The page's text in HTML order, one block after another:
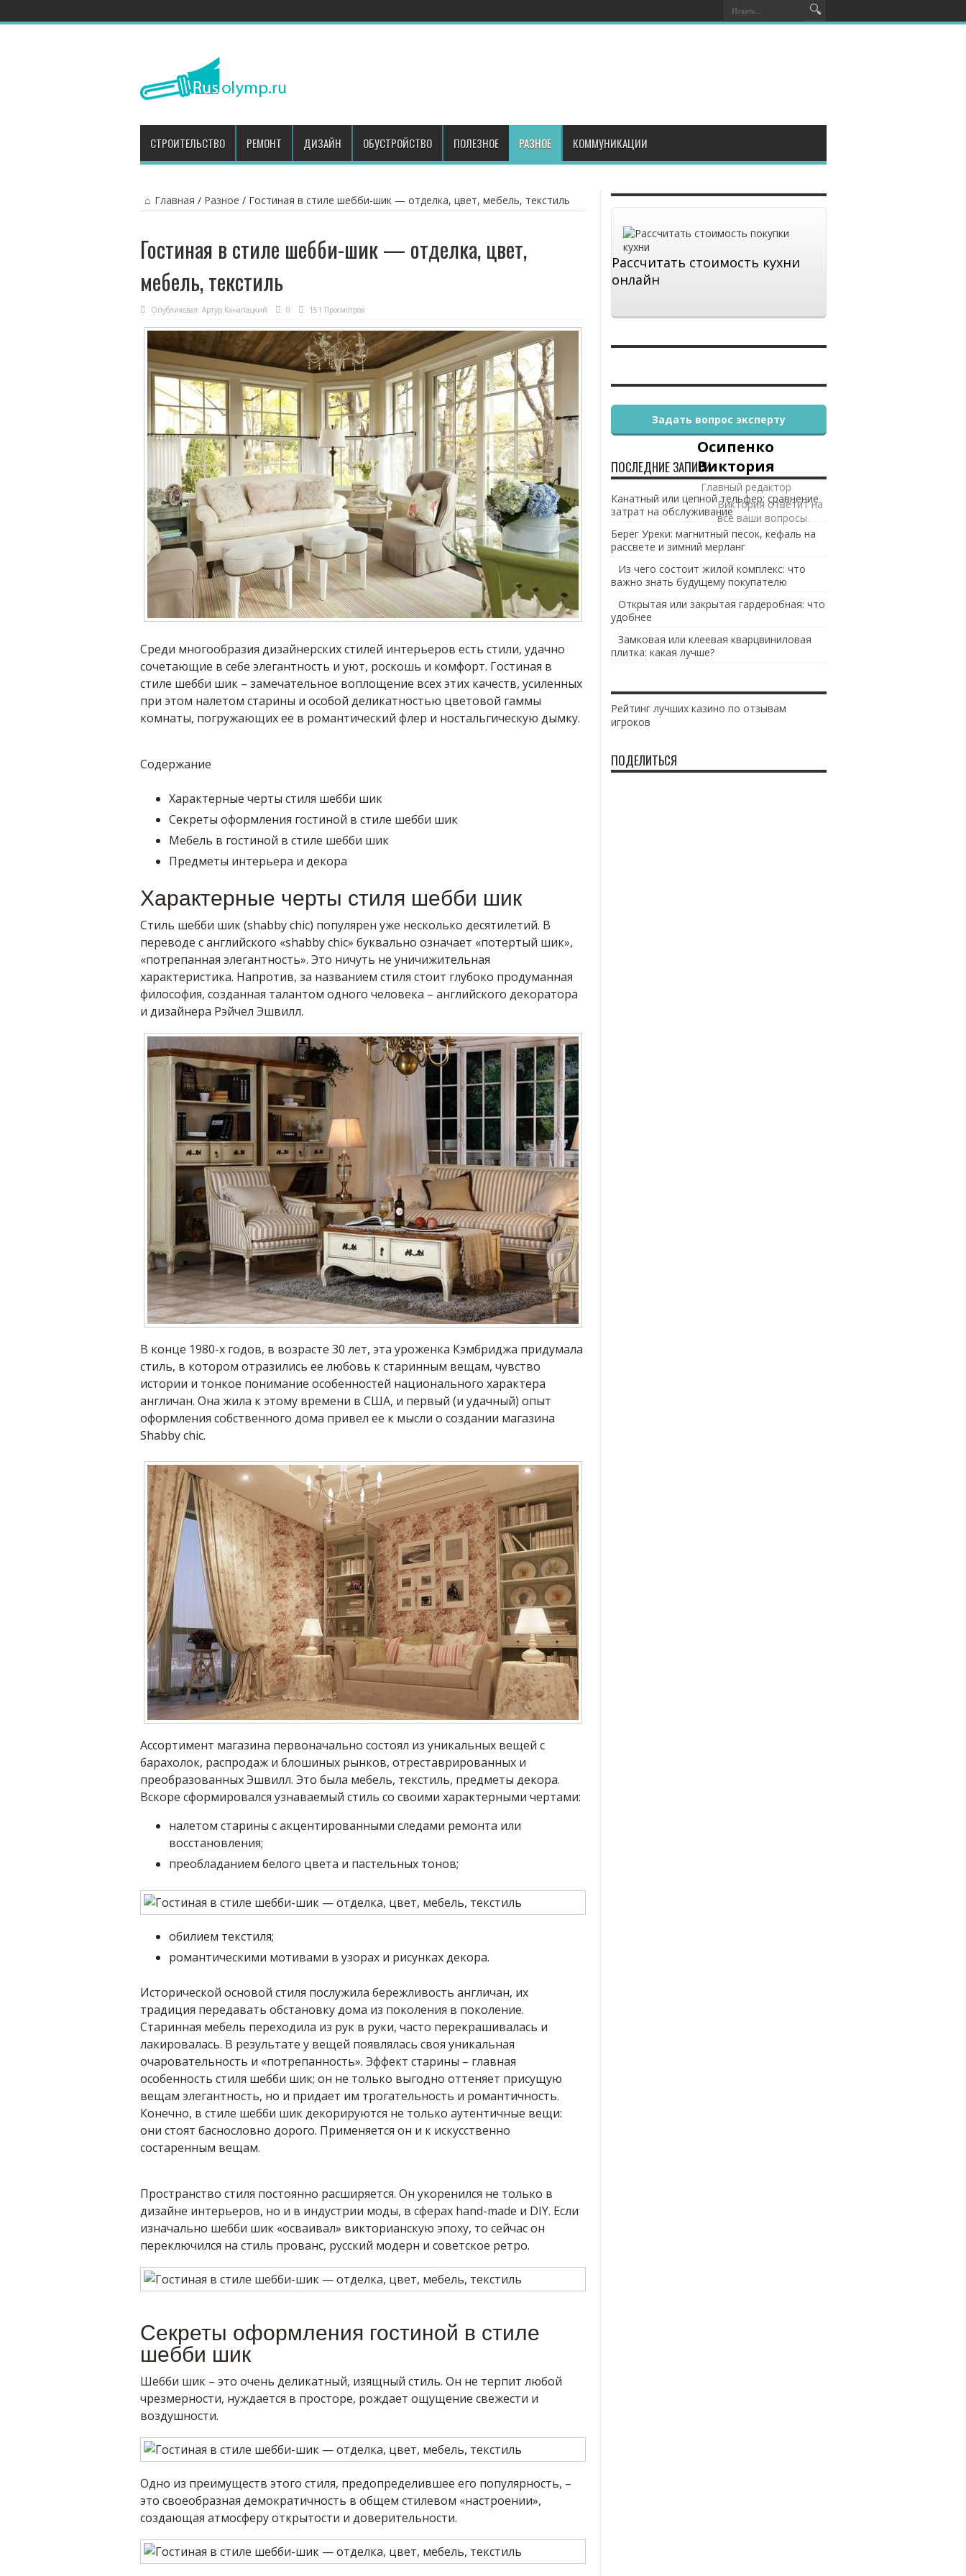
СТРОИТЕЛЬСТВО РЕМОНТ ДИЗАЙН ОБУСТРОЙСТВО ПОЛЕЗНОЕ РАЗНОЕ КОММУНИКАЦИИ
Главная / Разное / Гостиная в стиле шебби-шик — отделка, цвет, мебель, текстиль
Гостиная в стиле шебби-шик — отделка, цвет,
мебель, текстиль
Опубликовал: Артур Канапацкий 0 151 Просмотров
Среди многообразия дизайнерских стилей интерьеров есть стили, удачно
сочетающие в себе элегантность и уют, роскошь и комфорт. Гостиная в
стиле шебби шик – замечательное воплощение всех этих качеств, усиленных
при этом налетом старины и особой деликатностью цветовой гаммы
комнаты, погружающих ее в романтический флер и ностальгическую дымку.
Содержание
Характерные черты стиля шебби шик
Секреты оформления гостиной в стиле шебби шик
Мебель в гостиной в стиле шебби шик
Предметы интерьера и декора
Характерные черты стиля шебби шик
Стиль шебби шик (shabby chic) популярен уже несколько десятилетий. В
переводе с английского «shabby chic» буквально означает «потертый шик»,
«потрепанная элегантность». Это ничуть не уничижительная
характеристика. Напротив, за названием стиля стоит глубоко продуманная
философия, созданная талантом одного человека – английского декоратора
и дизайнера Рэйчел Эшвилл.
В конце 1980-х годов, в возрасте 30 лет, эта уроженка Кэмбриджа придумала
стиль, в котором отразились ее любовь к старинным вещам, чувство
истории и тонкое понимание особенностей национального характера
англичан. Она жила к этому времени в США, и первый (и удачный) опыт
оформления собственного дома привел ее к мысли о создании магазина
Shabby chic.
Ассортимент магазина первоначально состоял из уникальных вещей с
барахолок, распродаж и блошиных рынков, отреставрированных и
преобразованных Эшвилл. Это была мебель, текстиль, предметы декора.
Вскоре сформировался узнаваемый стиль со своими характерными чертами:
налетом старины с акцентированными следами ремонта или
восстановления;
преобладанием белого цвета и пастельных тонов;
обилием текстиля;
романтическими мотивами в узорах и рисунках декора.
Исторической основой стиля послужила бережливость англичан, их
традиция передавать обстановку дома из поколения в поколение.
Старинная мебель переходила из рук в руки, часто перекрашивалась и
лакировалась. В результате у вещей появлялась своя уникальная
очаровательность и «потрепанность». Эффект старины – главная
особенность стиля шебби шик; он не только выгодно оттеняет присущую
вещам элегантность, но и придает им трогательность и романтичность.
Конечно, в стиле шебби шик декорируются не только аутентичные вещи:
они стоят баснословно дорого. Применяется он и к искусственно
состаренным вещам.
Пространство стиля постоянно расширяется. Он укоренился не только в
дизайне интерьеров, но и в индустрии моды, в сферах hand-made и DIY. Если
изначально шебби шик «осваивал» викторианскую эпоху, то сейчас он
переключился на стиль прованс, русский модерн и советское ретро.
Секреты оформления гостиной в стиле
шебби шик
Шебби шик – это очень деликатный, изящный стиль. Он не терпит любой
чрезмерности, нуждается в просторе, рождает ощущение свежести и
воздушности.
Одно из преимуществ этого стиля, предопределившее его популярность, –
это своеобразная демократичность в общем стилевом «настроении»,
создающая атмосферу открытости и доверительности.
Рассчитать стоимость кухни
онлайн
Осипенко
Виктория
Главный редактор
Виктория ответит на
все ваши вопросы
Задать вопрос эксперту
ПОСЛЕДНИЕ ЗАПИСИ
Канатный или цепной тельфер: сравнение
затрат на обслуживание
Берег Уреки: магнитный песок, кефаль на
рассвете и зимний мерланг
Из чего состоит жилой комплекс: что
важно знать будущему покупателю
Открытая или закрытая гардеробная: что
удобнее
Замковая или клеевая кварцвиниловая
плитка: какая лучше?
Рейтинг лучших казино по отзывам
игроков
ПОДЕЛИТЬСЯ